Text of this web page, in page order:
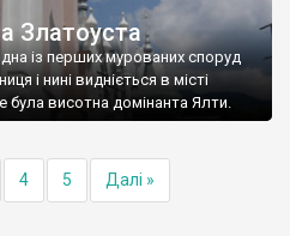
Златоуста
із перших мурованих споруд
і нині видніється в місті
була висотна домінанта Ялти.
4 5 Далі »